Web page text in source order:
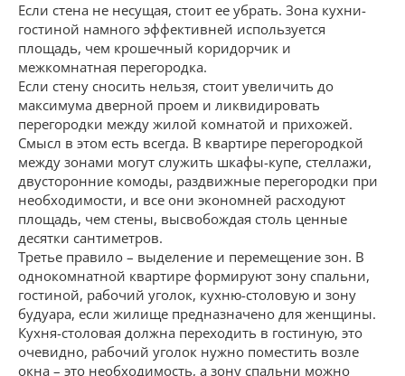
Если стена не несущая, стоит ее убрать. Зона кухни-
гостиной намного эффективней используется
площадь, чем крошечный коридорчик и
межкомнатная перегородка.
Если стену сносить нельзя, стоит увеличить до
максимума дверной проем и ликвидировать
перегородки между жилой комнатой и прихожей.
Смысл в этом есть всегда. В квартире перегородкой
между зонами могут служить шкафы-купе, стеллажи,
двусторонние комоды, раздвижные перегородки при
необходимости, и все они экономней расходуют
площадь, чем стены, высвобождая столь ценные
десятки сантиметров.
Третье правило – выделение и перемещение зон. В
однокомнатной квартире формируют зону спальни,
гостиной, рабочий уголок, кухню-столовую и зону
будуара, если жилище предназначено для женщины.
Кухня-столовая должна переходить в гостиную, это
очевидно, рабочий уголок нужно поместить возле
окна – это необходимость, а зону спальни можно